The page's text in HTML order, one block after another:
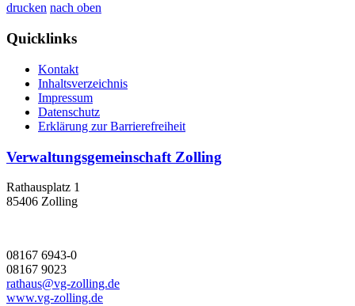
drucken nach oben
Quicklinks
Kontakt
Inhaltsverzeichnis
Impressum
Datenschutz
Erklärung zur Barrierefreiheit
Verwaltungsgemeinschaft Zolling
Rathausplatz 1
85406 Zolling
08167 6943-0
08167 9023
rathaus@vg-zolling.de
www.vg-zolling.de